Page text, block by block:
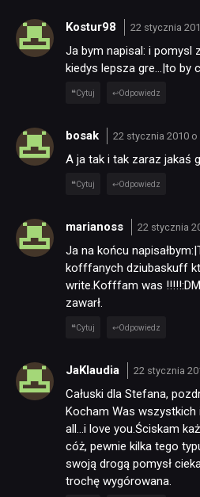
NEWSY
KULTURA
Kostur98 22 stycznia
Ja bym napisal: i pomysl
kiedys lepsza gre…|to by
Cytuj Odpowiedz
bosak 22 stycznia 2010 o
A ja tak i tak zaraz jakaś
Cytuj Odpowiedz
marianoss 22 stycznia
Ja na końcu
kofffanych dziubaskuff
write.Kofffam was
zawarł.
Cytuj Odpowiedz
JaKlaudia 22 stycznia
Całuski dla Stefana,
Kocham Was wszystkich
all…i love you.Ściskam
cóż, pewnie kilka tego
swoją drogą pomysł
trochę wygórowana.